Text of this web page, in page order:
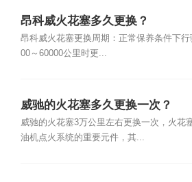
昂科威火花塞多久更换？
昂科威火花塞更换周期：正常保养条件下行
00～60000公里时更...
威驰的火花塞多久更换一次？
威驰的火花塞3万公里左右更换一次，火花
油机点火系统的重要元件，其...